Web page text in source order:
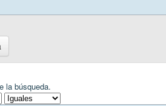
la búsqueda.